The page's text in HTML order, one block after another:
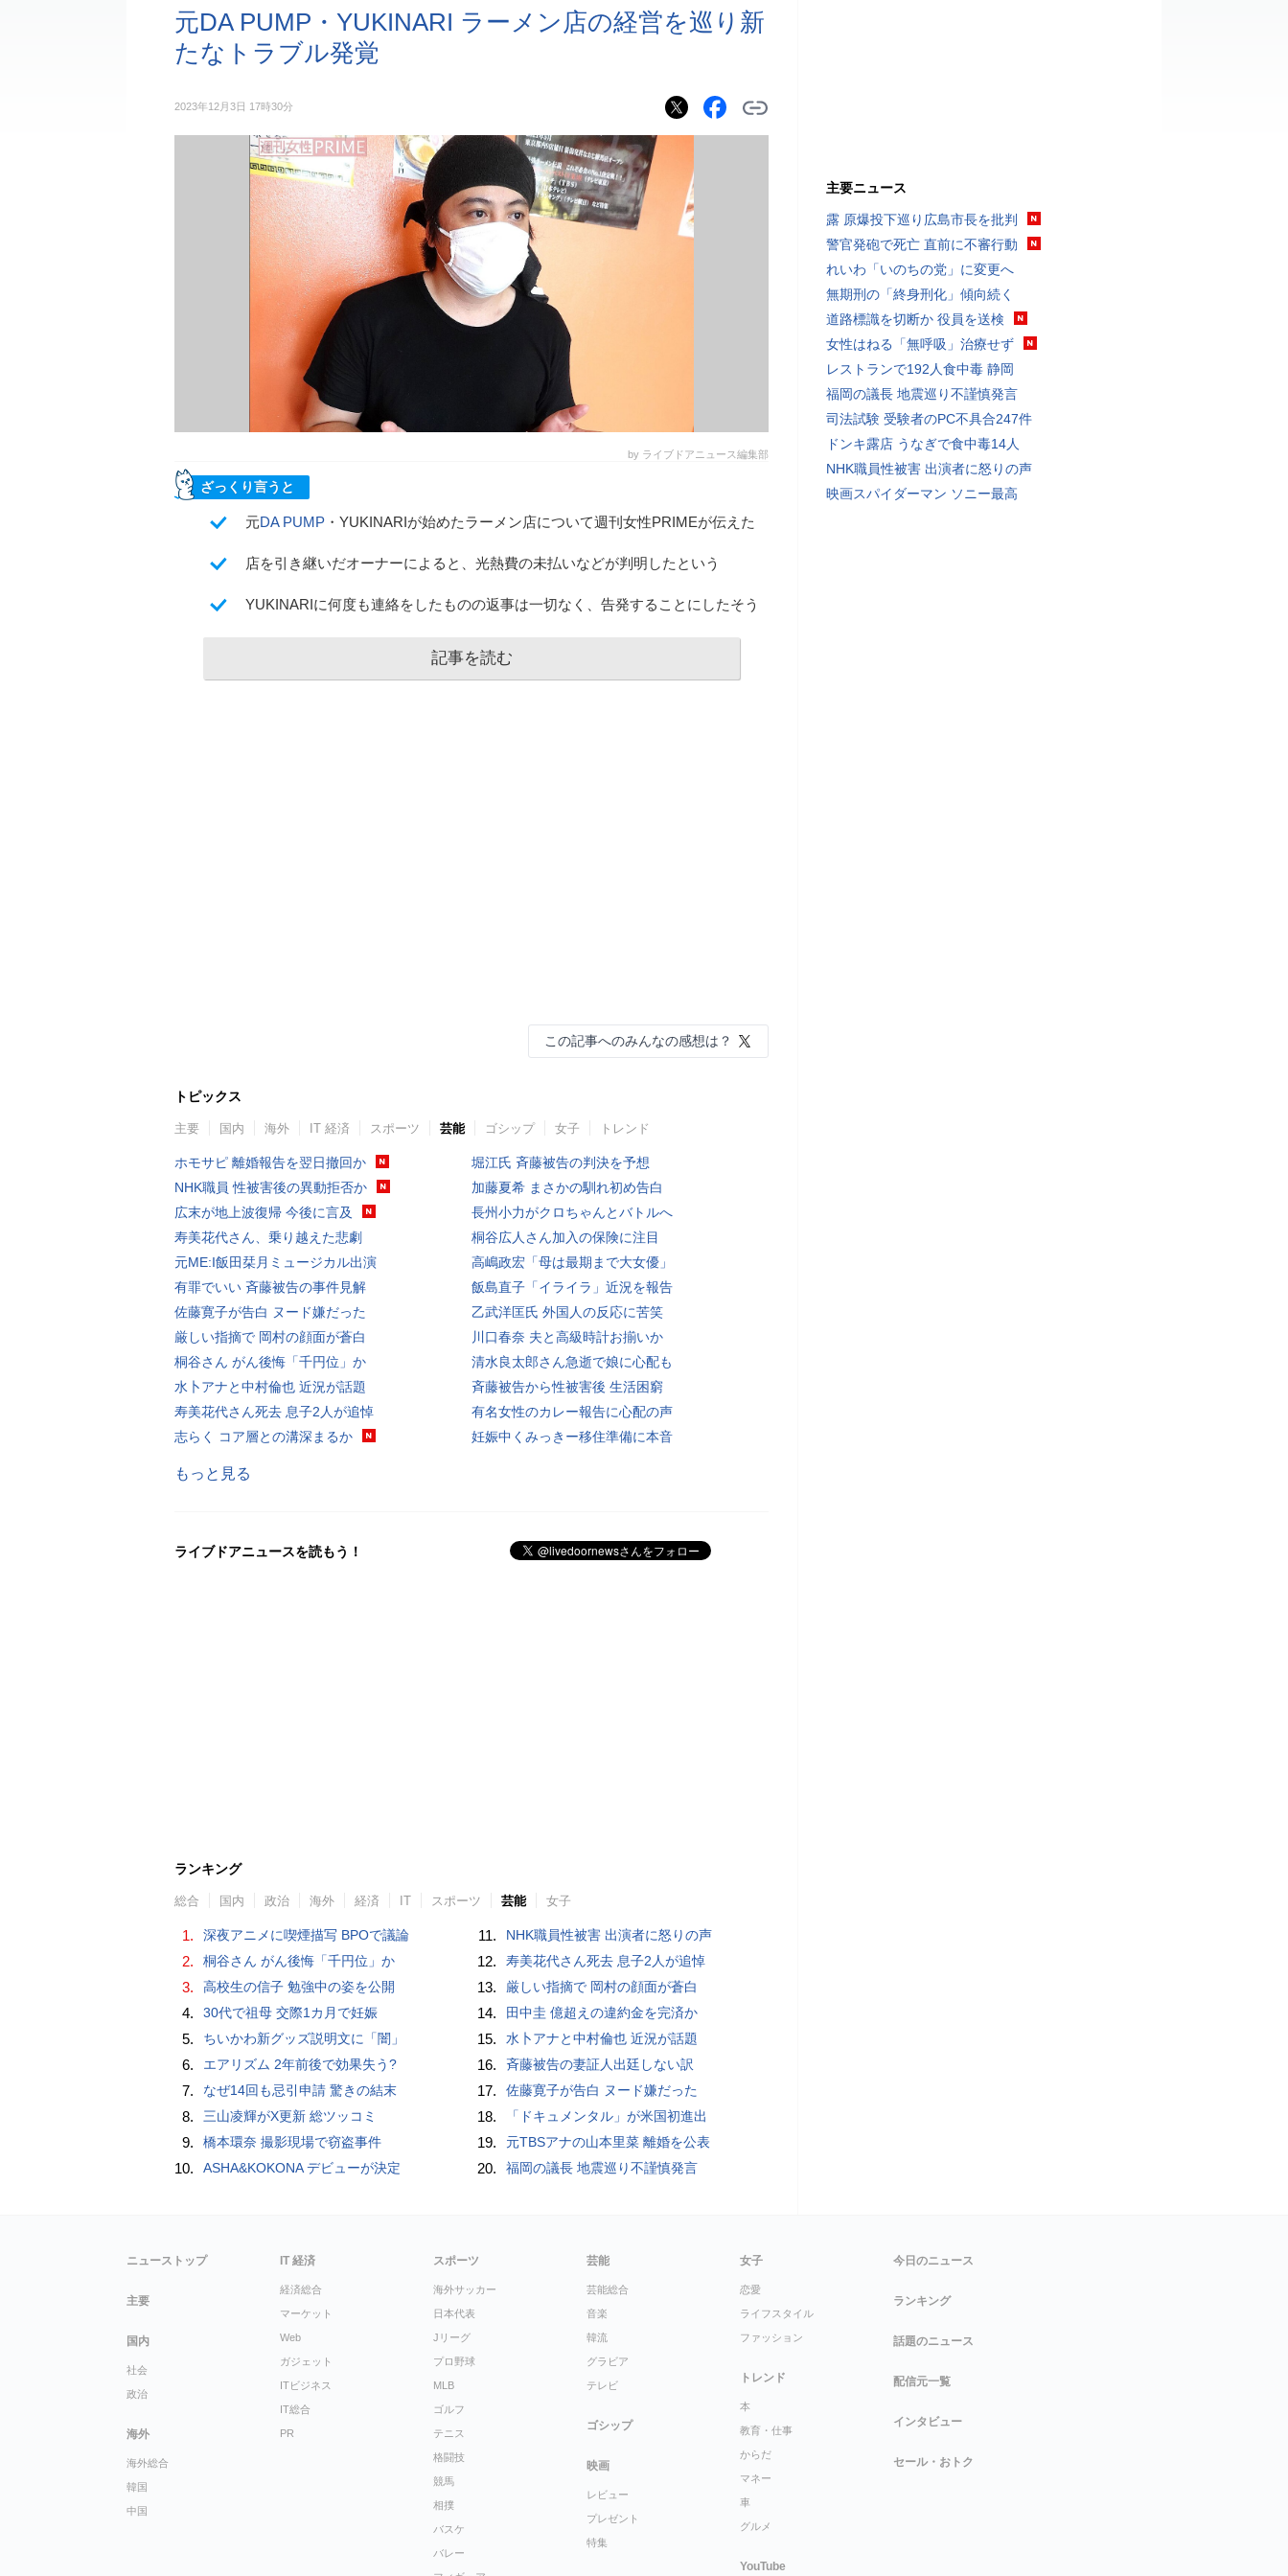
元DA PUMP・YUKINARI ラーメン店の経営を巡り新
たなトラブル発覚
2023年12月3日 17時30分
by ライブドアニュース編集部
ざっくり言うと
元DA PUMP ・YUKINARIが始めたラーメン店について週刊女性PRIMEが伝えた
店を引き継いだオーナーによると、光熱費の未払いなどが判明したという
YUKINARIに何度も連絡をしたものの返事は一切なく、告発することにしたそう
記事を読む
この記事へのみんなの感想は？
トピックス
主要 国内 海外 IT 経済 スポーツ 芸能 ゴシップ 女子 トレンド
ホモサピ 離婚報告を翌日撤回か
NHK職員 性被害後の異動拒否か
広末が地上波復帰 今後に言及
寿美花代さん、乗り越えた悲劇
元ME:I飯田栞月ミュージカル出演
有罪でいい 斉藤被告の事件見解
佐藤寛子が告白 ヌード嫌だった
厳しい指摘で 岡村の顔面が蒼白
桐谷さん がん後悔「千円位」か
水卜アナと中村倫也 近況が話題
寿美花代さん死去 息子2人が追悼
志らく コア層との溝深まるか
堀江氏 斉藤被告の判決を予想
加藤夏希 まさかの馴れ初め告白
長州小力がクロちゃんとバトルへ
桐谷広人さん加入の保険に注目
高嶋政宏「母は最期まで大女優」
飯島直子「イライラ」近況を報告
乙武洋匡氏 外国人の反応に苦笑
川口春奈 夫と高級時計お揃いか
清水良太郎さん急逝で娘に心配も
斉藤被告から性被害後 生活困窮
有名女性のカレー報告に心配の声
妊娠中くみっきー移住準備に本音
もっと見る
ライブドアニュースを読もう！
ランキング
総合 国内 政治 海外 経済 IT スポーツ 芸能 女子
1. 深夜アニメに喫煙描写 BPOで議論
2. 桐谷さん がん後悔「千円位」か
3. 高校生の信子 勉強中の姿を公開
4. 30代で祖母 交際1カ月で妊娠
5. ちいかわ新グッズ説明文に「闇」
6. エアリズム 2年前後で効果失う?
7. なぜ14回も忌引申請 驚きの結末
8. 三山凌輝がX更新 総ツッコミ
9. 橋本環奈 撮影現場で窃盗事件
10. ASHA&KOKONA デビューが決定
11. NHK職員性被害 出演者に怒りの声
12. 寿美花代さん死去 息子2人が追悼
13. 厳しい指摘で 岡村の顔面が蒼白
14. 田中圭 億超えの違約金を完済か
15. 水卜アナと中村倫也 近況が話題
16. 斉藤被告の妻証人出廷しない訳
17. 佐藤寛子が告白 ヌード嫌だった
18. 「ドキュメンタル」が米国初進出
19. 元TBSアナの山本里菜 離婚を公表
20. 福岡の議長 地震巡り不謹慎発言
主要ニュース
露 原爆投下巡り広島市長を批判
警官発砲で死亡 直前に不審行動
れいわ「いのちの党」に変更へ
無期刑の「終身刑化」傾向続く
道路標識を切断か 役員を送検
女性はねる「無呼吸」治療せず
レストランで192人食中毒 静岡
福岡の議長 地震巡り不謹慎発言
司法試験 受験者のPC不具合247件
ドンキ露店 うなぎで食中毒14人
NHK職員性被害 出演者に怒りの声
映画スパイダーマン ソニー最高
ニューストップ
主要
国内
社会
政治
海外
海外総合
韓国
中国
IT 経済
経済総合
マーケット
Web
ガジェット
ITビジネス
IT総合
PR
スポーツ
海外サッカー
日本代表
Jリーグ
プロ野球
MLB
ゴルフ
テニス
格闘技
競馬
相撲
バスケ
バレー
芸能
芸能総合
音楽
韓流
グラビア
テレビ
ゴシップ
映画
レビュー
プレゼント
特集
女子
恋愛
ライフスタイル
ファッション
トレンド
本
教育・仕事
からだ
マネー
車
グルメ
YouTube
今日のニュース
ランキング
話題のニュース
配信元一覧
インタビュー
セール・おトク